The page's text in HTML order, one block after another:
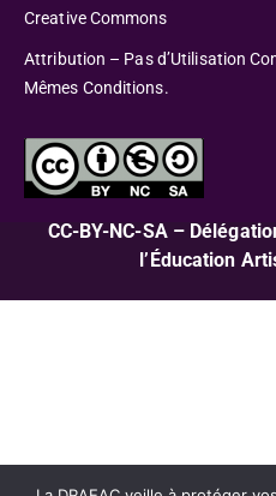
Creative Commons
Attribution – Pas d’Utilisation
Mêmes Conditions.
CC-BY-NC-SA –
l’Éducation